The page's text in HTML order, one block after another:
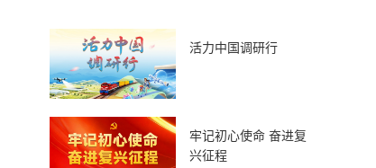
活力中国调研行
牢记初心使命 奋进复
兴征程